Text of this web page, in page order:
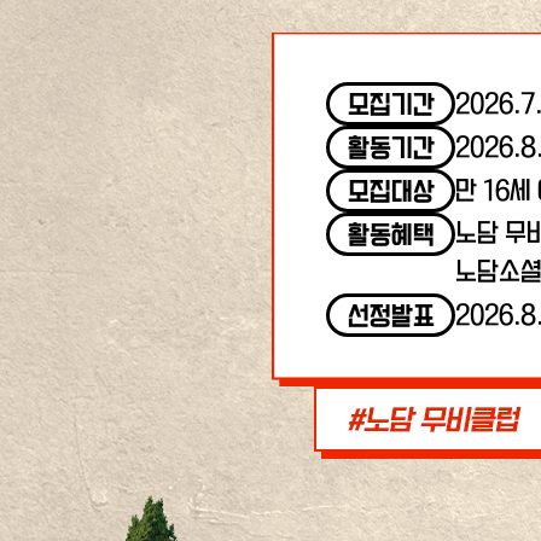
모집기간
활동기간
모집대상
만 16세
활동혜택
노담 무
노담소
선정발표